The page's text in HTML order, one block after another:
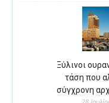
Ξύλινοι
τάση που
σύγχρονη